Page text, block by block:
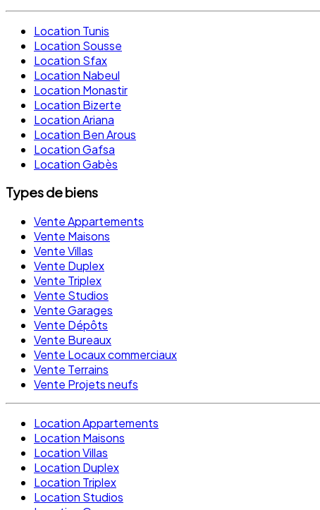
Location Tunis
Location Sousse
Location Sfax
Location Nabeul
Location Monastir
Location Bizerte
Location Ariana
Location Ben Arous
Location Gafsa
Location Gabès
Types de biens
Vente Appartements
Vente Maisons
Vente Villas
Vente Duplex
Vente Triplex
Vente Studios
Vente Garages
Vente Dépôts
Vente Bureaux
Vente Locaux commerciaux
Vente Terrains
Vente Projets neufs
Location Appartements
Location Maisons
Location Villas
Location Duplex
Location Triplex
Location Studios